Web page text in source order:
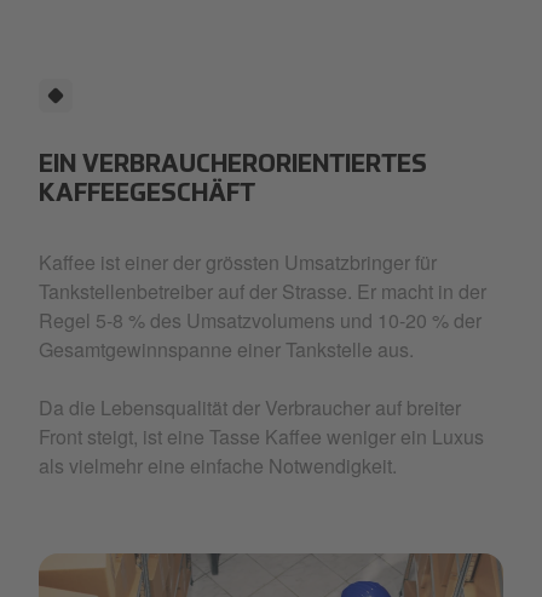
EIN VERBRAUCHERORIENTIERTES
KAFFEEGESCHÄFT
Kaffee ist einer der grössten Umsatzbringer für
Tankstellenbetreiber auf der Strasse. Er macht in der
Regel 5-8 % des Umsatzvolumens und 10-20 % der
Gesamtgewinnspanne einer Tankstelle aus.
Da die Lebensqualität der Verbraucher auf breiter
Front steigt, ist eine Tasse Kaffee weniger ein Luxus
als vielmehr eine einfache Notwendigkeit.